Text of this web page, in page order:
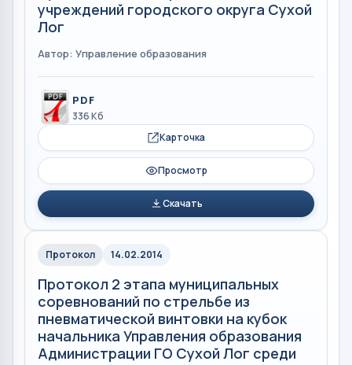
учреждений городского округа Сухой
Лог
Автор: Управление образования
PDF
336 Кб
Карточка
Просмотр
Скачать
Протокол 14.02.2014
Протокол 2 этапа муниципальных
соревнований по стрельбе из
пневматической винтовки на кубок
начальника Управления образования
Администрации ГО Сухой Лог среди